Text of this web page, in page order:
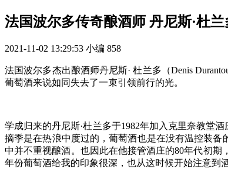
法国波尔多传奇酿酒师 丹尼斯·杜兰
2021-11-02 13:29:53 小编 858
法国波尔多杰出酿酒师丹尼斯· 杜兰多（Denis
葡萄酒来说如同失去了一束引领前行的光。
学成归来的丹尼斯·杜兰多于1982年加入克里奈教堂
摘季是在热浪中度过的，葡萄酒也是在没有温控装
中并不重视酿酒。也因此在他接管酒庄的80年代初期
年份葡萄酒给我的印象很深，也从这时候开始注意到